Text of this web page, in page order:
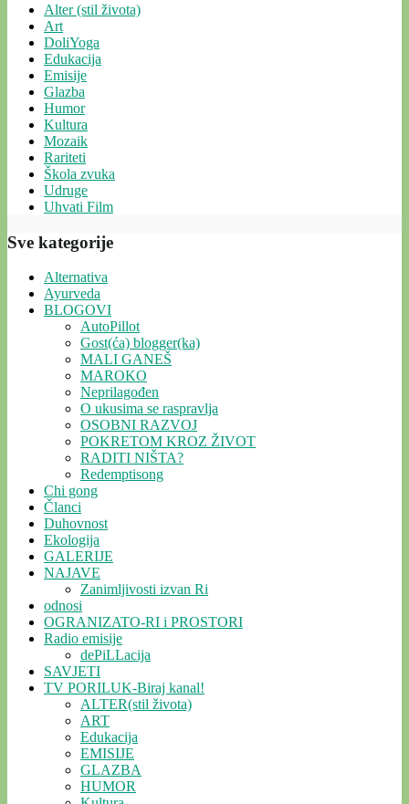
Alter (stil života)
Art
DoliYoga
Edukacija
Emisije
Glazba
Humor
Kultura
Mozaik
Rariteti
Škola zvuka
Udruge
Uhvati Film
Sve kategorije
Alternativa
Ayurveda
BLOGOVI
AutoPillot
Gost(ća) blogger(ka)
MALI GANEŠ
MAROKO
Neprilagođen
O ukusima se raspravlja
OSOBNI RAZVOJ
POKRETOM KROZ ŽIVOT
RADITI NIŠTA?
Redemptisong
Chi gong
Članci
Duhovnost
Ekologija
GALERIJE
NAJAVE
Zanimljivosti izvan Ri
odnosi
OGRANIZATO-RI i PROSTORI
Radio emisije
dePiLLacija
SAVJETI
TV PORILUK-Biraj kanal!
ALTER(stil života)
ART
Edukacija
EMISIJE
GLAZBA
HUMOR